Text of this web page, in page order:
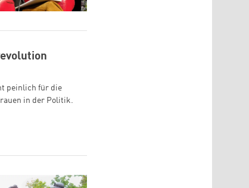
peinlich für die
in der Politik.